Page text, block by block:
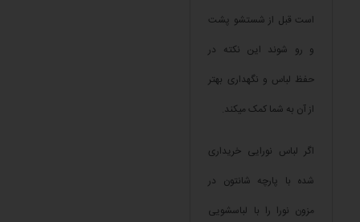
است قبل از شستشو پشت
و رو شوند این نکته در
حفظ لباس و نگهداری بهتر
از آن به شما کمک میکند.
اگر لباس نورایی خریداری
شده با پارچه شانتون در
مزون نورا را با لباسشویی